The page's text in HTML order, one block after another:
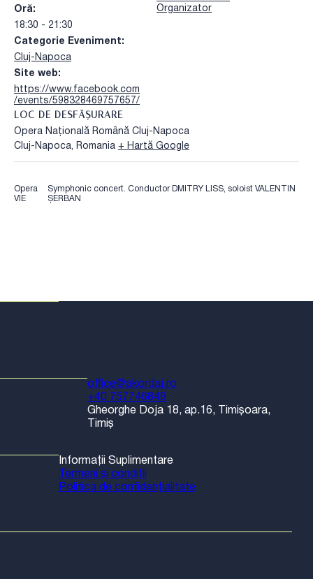
Oră:
18:30 - 21:30
Categorie Eveniment:
Cluj-Napoca
Site web:
https://www.facebook.com
/events/598328469757657/
LOC DE DESFĂȘURARE
Opera Națională Română Cluj-Napoca
Cluj-Napoca, Romania + Hartă Google
Organizator
Opera
VIE
Symphonic concert. Conductor DMITRY LISS, soloist VALENTIN
ȘERBAN
office@akordaj.ro
+40 757746849
Gheorghe Doja 18, ap.16, Timișoara,
Timiș
Informații Suplimentare
Termeni și condiții
Politica de confidențialitate